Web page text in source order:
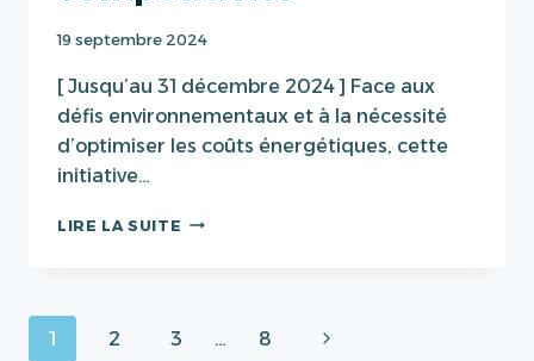
19 septembre 2024
[ Jusqu’au 31 décembre 2024 ] Face aux
défis environnementaux et à la nécessité
d’optimiser les coûts énergétiques, cette
initiative…
LIRE LA SUITE AVEC
FACTURE
Navigation
1 2 3 … 8
Page